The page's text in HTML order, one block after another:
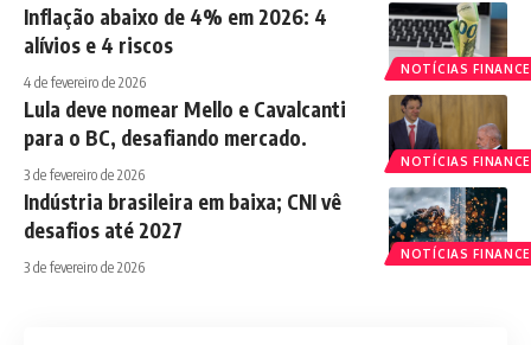
NOTÍCIAS
Inflação abaixo de 4% em 2026: 4
alívios e 4 riscos
4 de fevereiro de 2026
NOTÍCIAS
Lula deve nomear Mello e Cavalcanti
para o BC, desafiando mercado.
3 de fevereiro de 2026
NOTÍCIAS
Indústria brasileira em baixa; CNI vê
desafios até 2027
3 de fevereiro de 2026